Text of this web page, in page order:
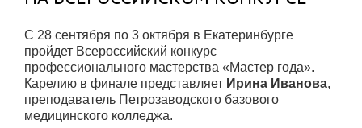
С 28 сентября по 3 октября в Екатеринбурге
пройдет Всероссийский конкурс
профессионального мастерства «Мастер года».
Карелию в финале представляет Ирина Иванова,
преподаватель Петрозаводского базового
медицинского колледжа.